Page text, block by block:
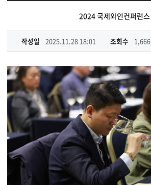
2024 국제와인컨퍼런스
작성일 2025.11.28 18:01 조회수 1,666